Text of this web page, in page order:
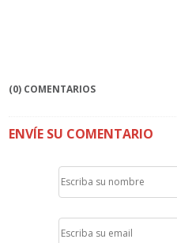
(0) COMENTARIOS
ENVÍE SU COMENTARIO